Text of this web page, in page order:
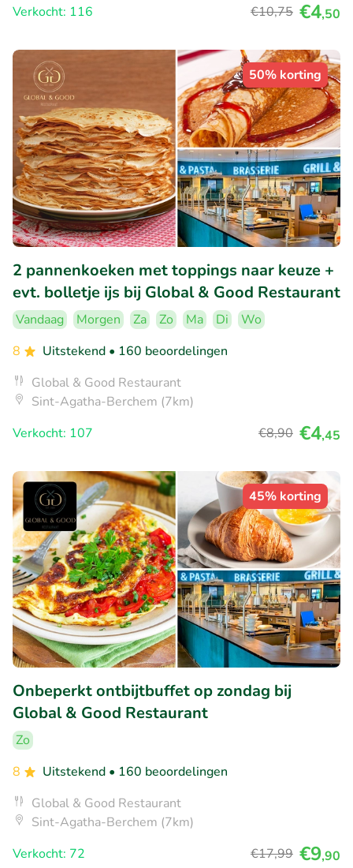
Verkocht: 116 €10,75 €4,50
50% korting
2 pannenkoeken met toppings naar keuze +
evt. bolletje ijs bij Global & Good Restaurant
Vandaag Morgen Za Zo Ma Di
Wo
8
Uitstekend • 160 beoordelingen
Global & Good Restaurant
Sint-Agatha-Berchem (7km)
Verkocht: 107
€8,90 €4,45
45% korting
Onbeperkt ontbijtbuffet op zondag bij
Global & Good Restaurant
Zo
8
Uitstekend • 160 beoordelingen
Global & Good Restaurant
Sint-Agatha-Berchem (7km)
Verkocht: 72
€17,99 €9,90